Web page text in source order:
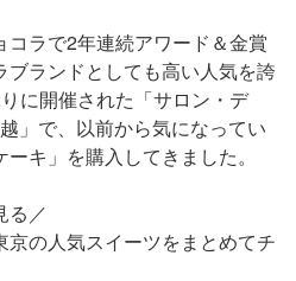
ラで2年連続アワード＆金賞
ブランドとしても高い人気を誇
に開催された「サロン・デ
」で、以前から気になってい
キ」を購入してきました。
る／
の人気スイーツをまとめてチ